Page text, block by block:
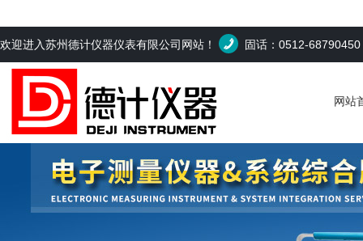
欢迎进入苏州德计仪器仪表有限公司网站！ 固话：0512-68790450
网站